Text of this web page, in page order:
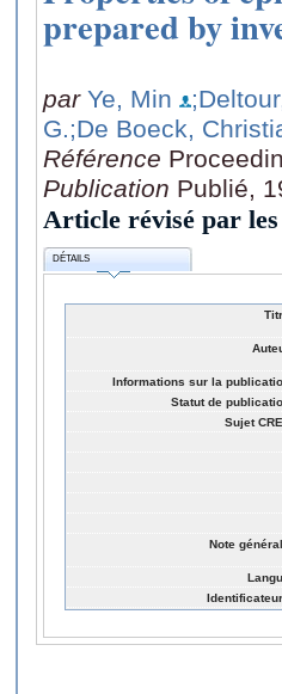
prepared by
par Ye, Min
G.;De Boeck,
Référence
Publication Publié,
Article révisé par
DÉTAILS
Informations sur la
Statut de
Sujet
Note